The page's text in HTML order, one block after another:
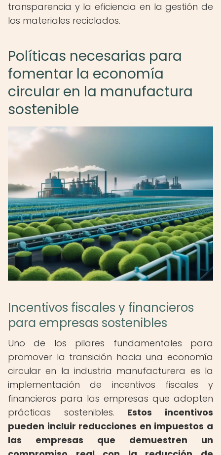
transparencia y la eficiencia en la gestión de
los materiales reciclados.
Políticas necesarias para
fomentar la economía
circular en la manufactura
sostenible
Incentivos fiscales y financieros
para empresas sostenibles
Uno de los pilares fundamentales para
promover la transición hacia una economía
circular en la industria manufacturera es la
implementación de incentivos fiscales y
financieros para las empresas que adopten
prácticas sostenibles. Estos incentivos
pueden incluir reducciones en impuestos a
las empresas que demuestren un